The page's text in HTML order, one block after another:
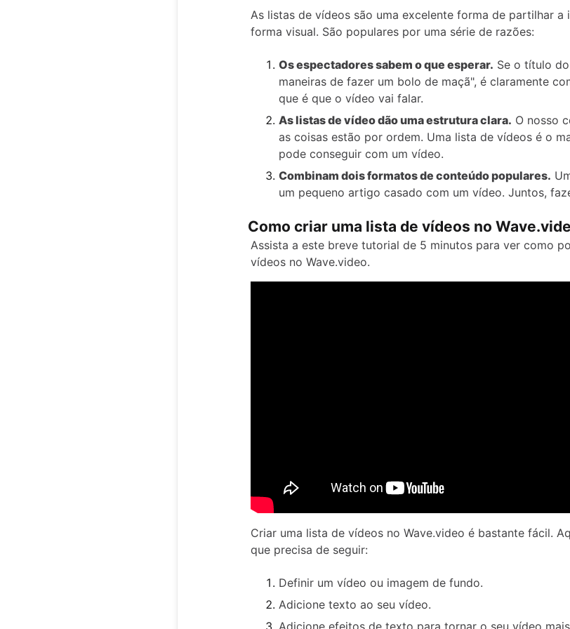
As listas de vídeos são uma excelente forma de partilhar a
forma visual. São populares por uma série de razões:
Os espectadores sabem o que esperar. Se o título
maneiras de fazer um bolo de maçã", é claramente
que é que o vídeo vai falar.
As listas de vídeo dão uma estrutura clara. O nosso
as coisas estão por ordem. Uma lista de vídeos é o
pode conseguir com um vídeo.
Combinam dois formatos de conteúdo populares.
um pequeno artigo casado com um vídeo. Juntos,
Como criar uma lista de vídeos no
Assista a este breve tutorial de 5 minutos para ver como
vídeos no Wave.video.
Criar uma lista de vídeos no Wave.video é bastante fácil.
que precisa de seguir:
Definir um vídeo ou imagem de fundo.
Adicione texto ao seu vídeo.
Adicione efeitos de texto para tornar o seu vídeo mais